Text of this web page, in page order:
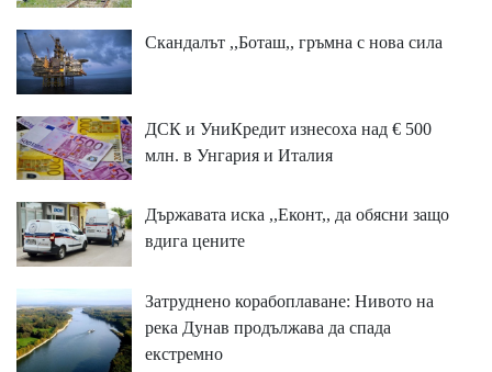
Скандалът ,,Боташ,, гръмна с нова сила
ДСК и УниКредит изнесоха над € 500
млн. в Унгария и Италия
Държавата иска ,,Еконт,, да обясни защо
вдига цените
Затруднено корабоплаване: Нивото на
река Дунав продължава да спада
екстремно